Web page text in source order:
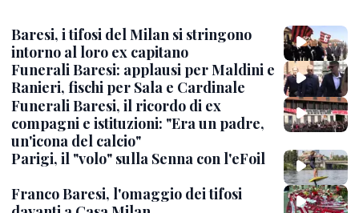
Baresi, i tifosi del Milan si stringono
intorno al loro ex capitano
Funerali Baresi: applausi per Maldini e
Ranieri, fischi per Sala e Cardinale
Funerali Baresi, il ricordo di ex
compagni e istituzioni: "Era un padre,
un'icona del calcio"
Parigi, il "volo" sulla Senna con l'eFoil
Franco Baresi, l'omaggio dei tifosi